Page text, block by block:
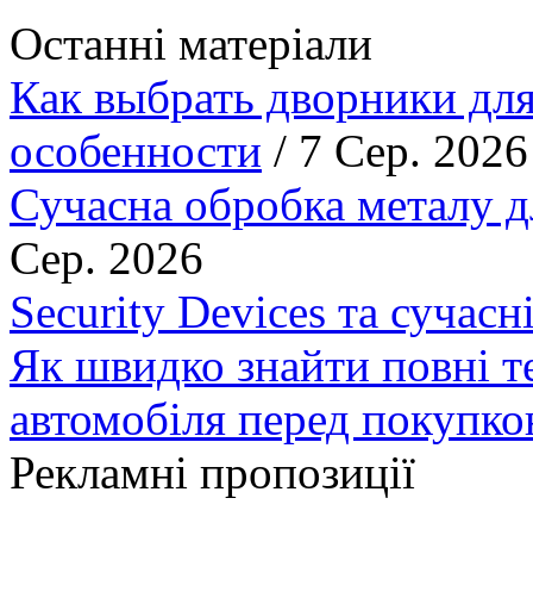
Останні матеріали
Как выбрать дворники
особенности / 7 Сер. 2026
Сучасна обробка металу
Сер. 2026
Security Devices та
Як швидко знайти повні
автомобіля перед
Рекламні пропозиції